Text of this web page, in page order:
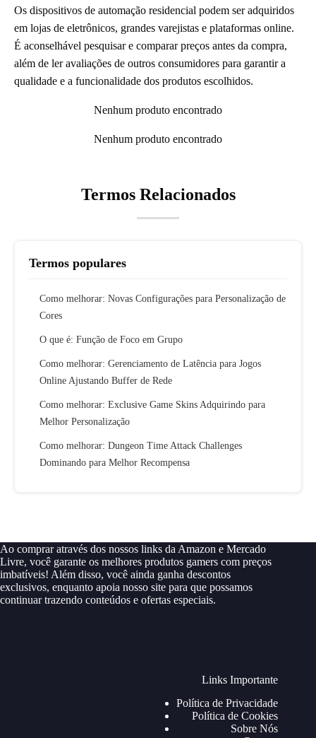
Os dispositivos de automação residencial podem ser adquiridos
em lojas de eletrônicos, grandes varejistas e plataformas online.
É aconselhável pesquisar e comparar preços antes da compra,
além de ler avaliações de outros consumidores para garantir a
qualidade e a funcionalidade dos produtos escolhidos.
Nenhum produto encontrado
Nenhum produto encontrado
Termos Relacionados
Termos populares
Como melhorar: Novas Configurações para Personalização de
Cores
O que é: Função de Foco em Grupo
Como melhorar: Gerenciamento de Latência para Jogos
Online Ajustando Buffer de Rede
Como melhorar: Exclusive Game Skins Adquirindo para
Melhor Personalização
Como melhorar: Dungeon Time Attack Challenges
Dominando para Melhor Recompensa
Ao comprar através dos nossos links da Amazon e Mercado
Livre, você garante os melhores produtos gamers com preços
imbatíveis! Além disso, você ainda ganha descontos
exclusivos, enquanto apoia nosso site para que possamos
continuar trazendo conteúdos e ofertas especiais.
Links Importante
Política de Privacidade
Política de Cookies
Sobre Nós